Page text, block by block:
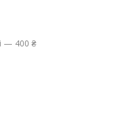
— 400 ₴